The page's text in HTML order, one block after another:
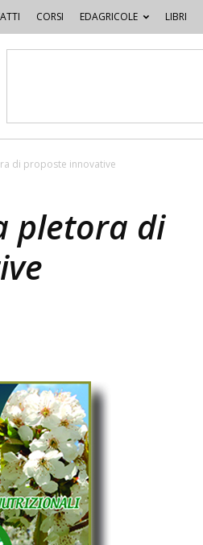
CORSI EDAGRICOLE LIBRI
di proposte innovative
pletora di